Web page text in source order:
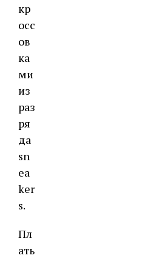
кр
осс
ов
ка
ми
из
раз
ря
да
sn
ea
ker
s.
Пл
ать